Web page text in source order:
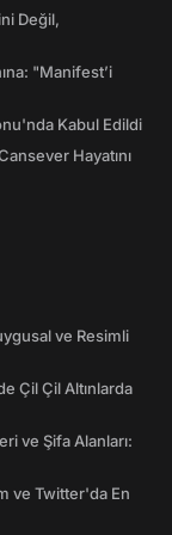
Değil,
"Manifest’i
Kabul Edildi
Hayatını
ve Resimli
Çil Çil Altınlarda
ve Şifa Alanları:
ve Twitter'da En